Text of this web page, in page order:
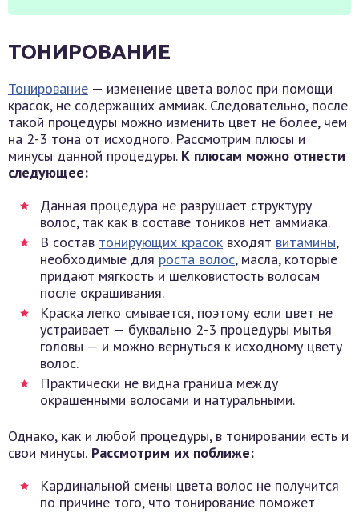
ТОНИРОВАНИЕ
Тонирование — изменение цвета волос при помощи
красок, не содержащих аммиак. Следовательно, после
такой процедуры можно изменить цвет не более, чем
на 2-3 тона от исходного. Рассмотрим плюсы и
минусы данной процедуры. К плюсам можно отнести
следующее:
Данная процедура не разрушает структуру
волос, так как в составе тоников нет аммиака.
В состав тонирующих красок входят витамины,
необходимые для роста волос, масла, которые
придают мягкость и шелковистость волосам
после окрашивания.
Краска легко смывается, поэтому если цвет не
устраивает — буквально 2-3 процедуры мытья
головы — и можно вернуться к исходному цвету
волос.
Практически не видна граница между
окрашенными волосами и натуральными.
Однако, как и любой процедуры, в тонировании есть и
свои минусы. Рассмотрим их поближе:
Кардинальной смены цвета волос не получится
по причине того, что тонирование поможет